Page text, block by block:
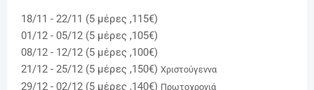
18/11 - 22/11 (5 μέρες ,115€)
01/12 - 05/12 (5 μέρες ,105€)
08/12 - 12/12 (5 μέρες ,100€)
21/12 - 25/12 (5 μέρες ,150€) Χριστούγεννα
29/12 - 02/12 (5 μέρες ,140€) Πρωτοχρονιά